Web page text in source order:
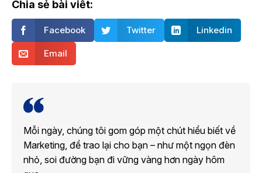
Chia sẻ bài viết:
Facebook Twitter Linkedin
Email
Mỗi ngày, chúng tôi gom góp một chút hiểu biết về
Marketing, để trao lại cho bạn – như một ngọn đèn
nhỏ, soi đường bạn đi vững vàng hơn ngày hôm